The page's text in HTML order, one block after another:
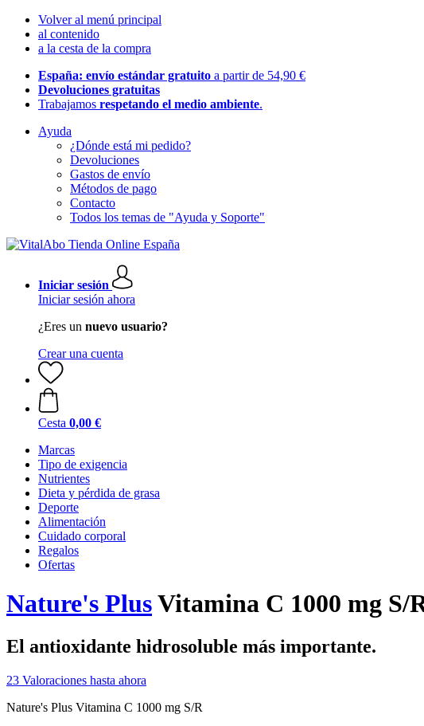
Volver al menú principal
al contenido
a la cesta de la compra
España: envío estándar gratuito a partir de 54,90 €
Devoluciones gratuitas
Trabajamos respetando el medio ambiente.
Ayuda
¿Dónde está mi pedido?
Devoluciones
Gastos de envío
Métodos de pago
Contacto
Todos los temas de "Ayuda y Soporte"
Iniciar sesión
Iniciar sesión ahora
¿Eres un nuevo usuario?
Crear una cuenta
Cesta 0,00 €
Marcas
Tipo de exigencia
Nutrientes
Dieta y pérdida de grasa
Deporte
Alimentación
Cuidado corporal
Regalos
Ofertas
Nature's PlusVitamina C 1000 mg S/
El antioxidante hidrosoluble más importante.
23 Valoraciones hasta ahora
Nature's Plus Vitamina C 1000 mg S/R